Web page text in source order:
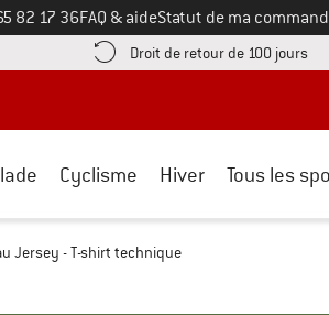
nous au
82 17 36FAQ & aideStatut de ma
ici ! Ouvre une boîte d'information
Droit de retour de 100 jours
Cyclisme Hiver Tous les
Jersey - T-shirt technique